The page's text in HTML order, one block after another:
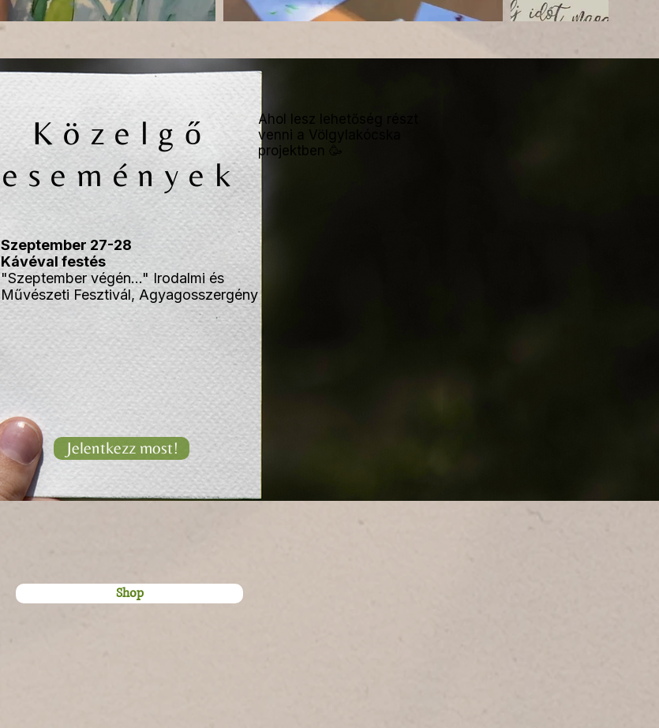
Közelgő
események
Ahol lesz lehetőség részt
venni a Völgylakócska
projektben 🥳
Szeptember 27-28
Kávéval festés
"Szeptember végén..." Irodalmi és
Művészeti Fesztivál, Agyagosszergény
Jelentkezz most!
Shop